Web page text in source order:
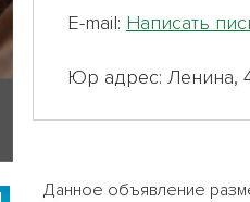
E-mail: Написать
Юр адрес: Ленина,
Данное объявление